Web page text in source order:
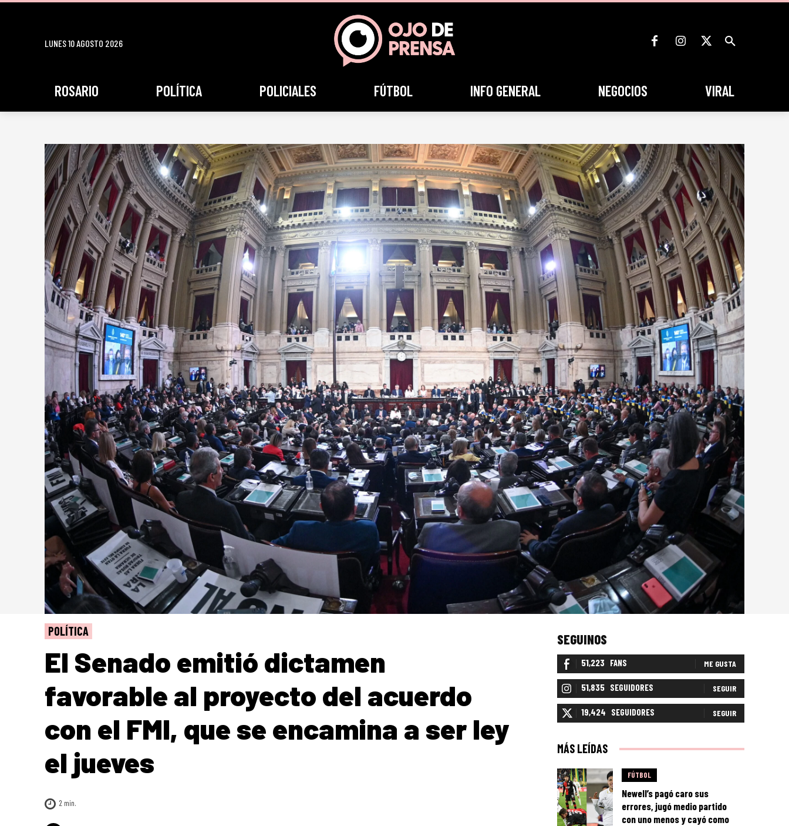
LUNES 10 AGOSTO 2026
ROSARIO POLÍTICA POLICIALES FÚTBOL INFO GENERAL NEGOCIOS VIRAL
POLÍTICA
El Senado emitió dictamen
favorable al proyecto del acuerdo
con el FMI, que se encamina a ser ley
el jueves
2 min.
SEGUINOS
51,223 FANS ME GUSTA
51,835 SEGUIDORES SEGUIR
19,424 SEGUIDORES SEGUIR
MÁS LEÍDAS
FÚTBOL
Newell’s pagó caro sus
errores, jugó medio partido
con uno menos y cayó como